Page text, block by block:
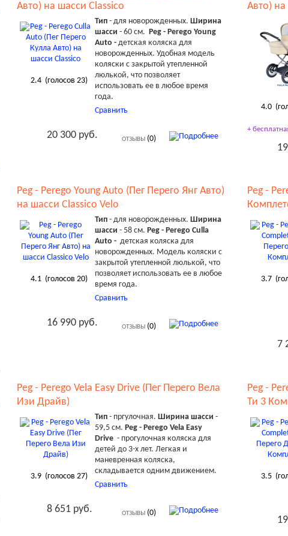
Авто) на шасси Classico
2.4(голосов 23)
Тип- для новорожденных. Ширина
шасси - 60 см. Peg - Perego Young
Auto - детская коляска для
новорожденных. Удобная модель
коляски с закрытой утепленной
люлькой, что позволяет
использовать ее в любое время
года.
Сравнить
20 300 руб. ОТЗЫВЫ(0)
Авто) на
4.0
+
Peg - Perego Young Auto (Пег Перего Янг Авто)
на шасси Classico Velo
4.1(голосов 20)
Тип- для новорожденных. Ширина
шасси - 58 см. Peg - Perego Culla
Auto - детская коляска для
новорожденных. Модель коляски с
закрытой утепленной люлькой, что
позволяет использовать ее в любое
время года.
Сравнить
16 990 руб. ОТЗЫВЫ(0)
Peg -
3.7
7
Peg - Perego Vela Easy Drive (Пег Перего Вела
Изи Драйв)
3.9(голосов 27)
Тип- пргулочная. Ширина шасси -
59,5 см. Peg - Perego Vela Easy
Drive- прогулочная коляска для
детей до 3-х лет. Легкая и
маневренная коляска,
складывается одним движением.
Сравнить
8 651 руб. ОТЗЫВЫ(0)
Peg -
Ти 3
3.5